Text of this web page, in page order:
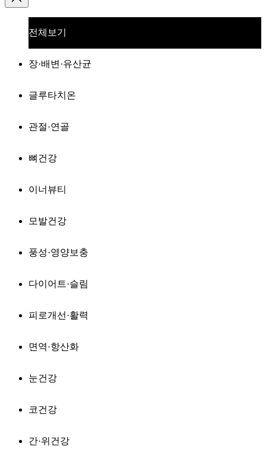
전체보기
장·배변·유산균
글루타치온
관절·연골
뼈건강
이너뷰티
모발건강
풍성·영양보충
다이어트·슬림
피로개선·활력
면역·항산화
눈건강
코건강
간·위건강